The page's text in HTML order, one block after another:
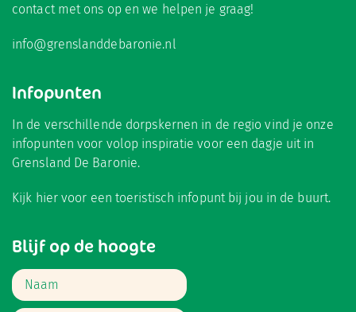
contact met ons op en we helpen je graag!
info@grenslanddebaronie.nl
Infopunten
In de verschillende dorpskernen in de regio vind je onze
infopunten voor volop inspiratie voor een dagje uit in
Grensland De Baronie.
Kijk hiervoor een toeristisch infopunt bij jou in de buurt.
Blijf op de hoogte